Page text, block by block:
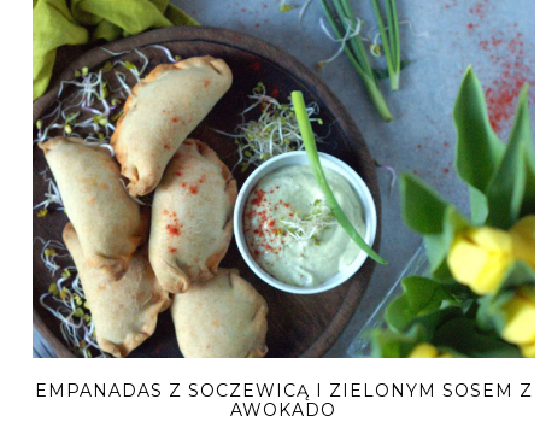
EMPANADAS Z SOCZEWICĄ I ZIELONYM SOSEM Z
AWOKADO